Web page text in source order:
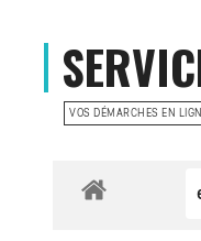
VOS DÉMARCHES EN